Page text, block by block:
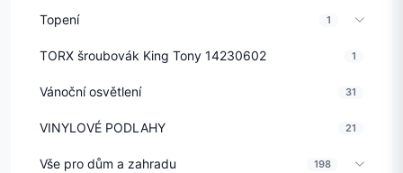
Topení 1
TORX šroubovák King Tony 14230602 1
Vánoční osvětlení 31
VINYLOVÉ PODLAHY 21
Vše pro dům a zahradu 198